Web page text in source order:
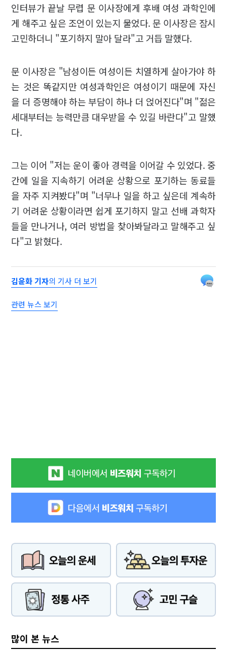
인터뷰가 끝날 무렵 문 이사장에게 후배 여성 과학인에
게 해주고 싶은 조언이 있는지 물었다. 문 이사장은 잠시
고민하더니 "포기하지 말아 달라"고 거듭 말했다.
문 이사장은 "남성이든 여성이든 치열하게 살아가야 하
는 것은 똑같지만 여성과학인은 여성이기 때문에 자신
을 더 증명해야 하는 부담이 하나 더 얹어진다"며 "젊은
세대부터는 능력만큼 대우받을 수 있길 바란다"고 말했
다.
그는 이어 "저는 운이 좋아 경력을 이어갈 수 있었다. 중
간에 일을 지속하기 어려운 상황으로 포기하는 동료들
을 자주 지켜봤다"며 "너무나 일을 하고 싶은데 계속하
기 어려운 상황이라면 쉽게 포기하지 말고 선배 과학자
들을 만나거나, 여러 방법을 찾아봐달라고 말해주고 싶
다"고 밝혔다.
김윤화 기자의 기사 더 보기
관련 뉴스 보기
많이 본 뉴스